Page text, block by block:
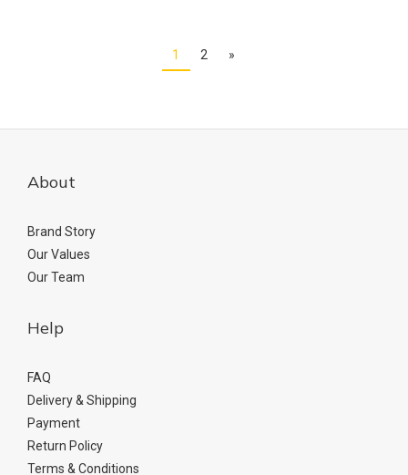
1 2 »
About
Brand Story
Our Values
Our Team
Help
FAQ
Delivery & Shipping
Payment
Return Policy
Terms & Conditions